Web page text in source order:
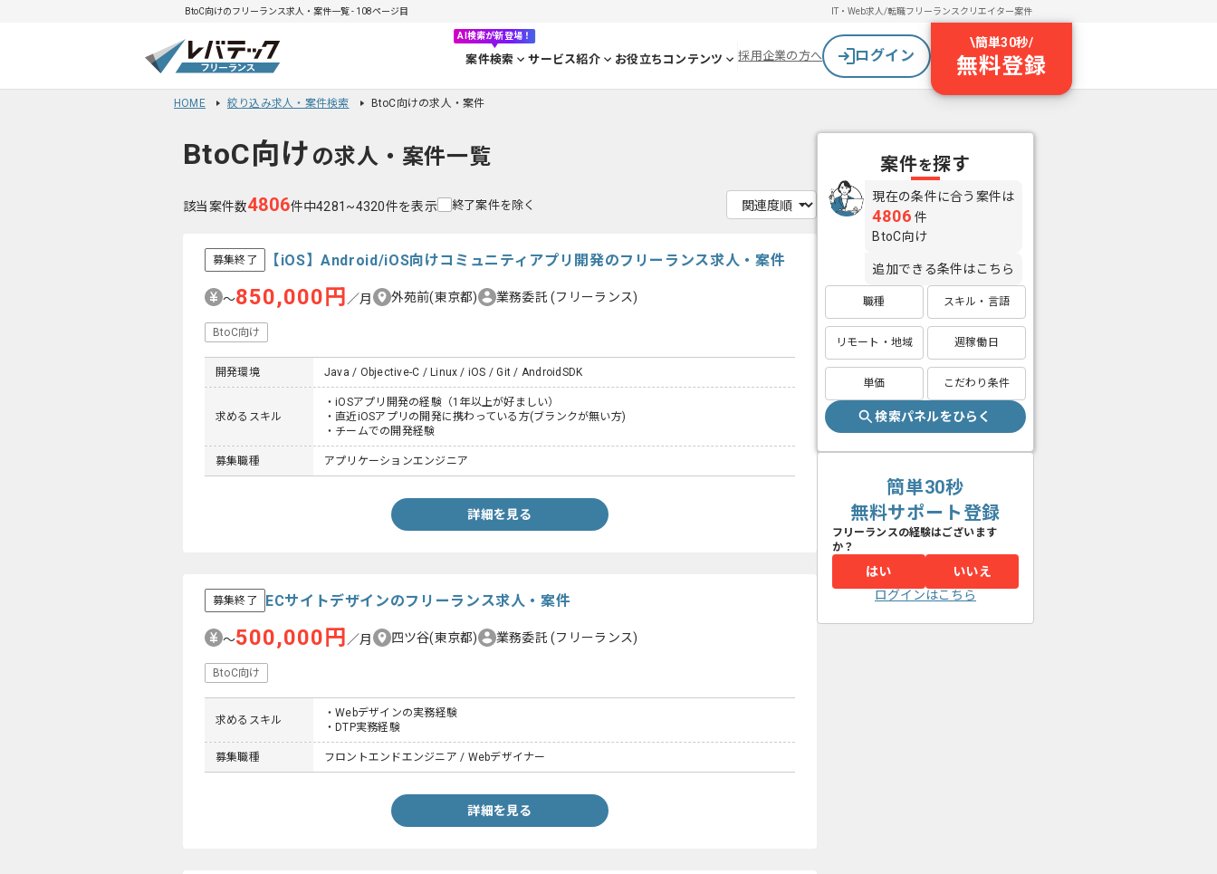
BtoC向けのフリーランス求人・案件一覧 - 108ページ目 IT・Web求人/転職フリーランスクリエイター案件
AI検索が新登場！
案件検索 サービス紹介 お役立ちコンテンツ 採用企業の方へ ログイン
\簡単30秒/
無料登録
HOME 絞り込み求人・案件検索 BtoC向けの求人・案件
BtoC向け の求人・案件一覧
該当案件数4806件中4281~4320件を表示 終了案件を除く
募集終了 【iOS】Android/iOS向けコミュニティアプリ開発のフリーランス求人・案件
〜850,000円 ／月 外苑前(東京都) 業務委託(フリーランス)
BtoC向け
開発環境 Java / Objective-C / Linux / iOS / Git / AndroidSDK
求めるスキル
・iOSアプリ開発の経験（1年以上が好ましい）
・直近iOSアプリの開発に携わっている方(ブランクが無い方)
・チームでの開発経験
募集職種 アプリケーションエンジニア
詳細を見る
募集終了 ECサイトデザインのフリーランス求人・案件
〜500,000円 ／月 四ツ谷(東京都) 業務委託(フリーランス)
BtoC向け
求めるスキル
・Webデザインの実務経験
・DTP実務経験
募集職種 フロントエンドエンジニア / Webデザイナー
詳細を見る
案件を探す
現在の条件に合う案件は
4806 件
BtoC向け
追加できる条件はこちら
職種 スキル・言語
リモート・地域 週稼働日
単価 こだわり条件
検索パネルをひらく
簡単30秒
無料サポート登録
フリーランスの経験はございます
か？
はい
いいえ
ログインはこちら